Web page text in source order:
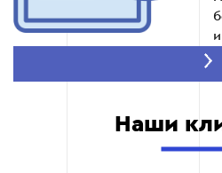
Наши